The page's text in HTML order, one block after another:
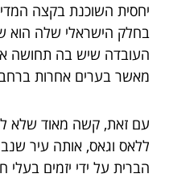
יחסית השוכנת בקצה
בחלק הישראלי שלה הוא
העובדה שיש בה תחושה
מאשר בערים אחרות
עם זאת, קשה מאוד שלא
ללאס וגאס, אותה עיר
הברית על ידי יזמים בעלי